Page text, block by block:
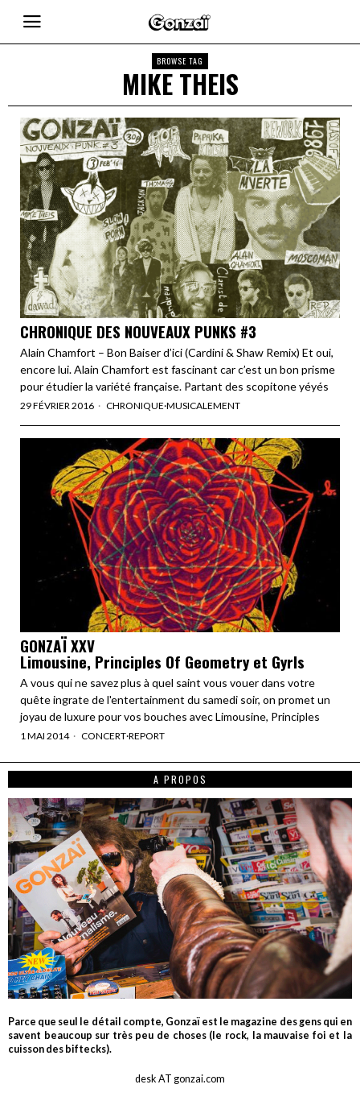
BROWSE TAG
MIKE THEIS
CHRONIQUE DES NOUVEAUX PUNKS #3
Alain Chamfort – Bon Baiser d’ici (Cardini & Shaw Remix) Et oui,
encore lui. Alain Chamfort est fascinant car c’est un bon prisme
pour étudier la variété française. Partant des scopitone yéyés
29 FÉVRIER 2016 CHRONIQUE·MUSICALEMENT
GONZAÏ XXV
Limousine, Principles Of Geometry et Gyrls
A vous qui ne savez plus à quel saint vous vouer dans votre
quête ingrate de l'entertainment du samedi soir, on promet un
joyau de luxure pour vos bouches avec Limousine, Principles
1 MAI 2014 CONCERT·REPORT
A PROPOS
Parce que seul le détail compte, Gonzaï est le magazine des gens qui en
savent beaucoup sur très peu de choses (le rock, la mauvaise foi et la
cuisson des biftecks).
desk AT gonzai.com